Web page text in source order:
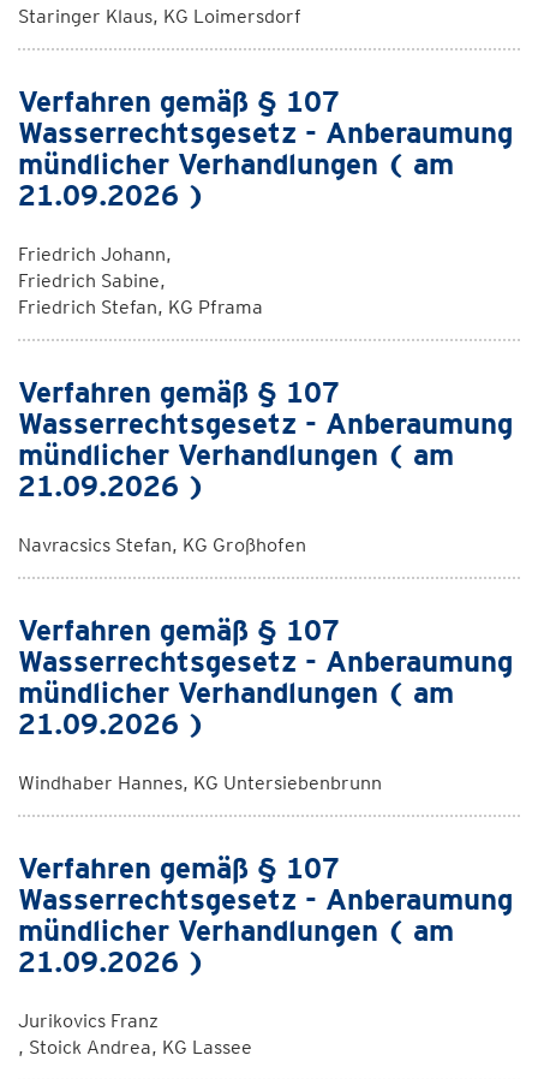
Staringer Klaus, KG Loimersdorf
Verfahren gemäß § 107
Wasserrechtsgesetz - Anberaumung
mündlicher Verhandlungen ( am
21.09.2026 )
Friedrich Johann,
Friedrich Sabine,
Friedrich Stefan, KG Pframa
Verfahren gemäß § 107
Wasserrechtsgesetz - Anberaumung
mündlicher Verhandlungen ( am
21.09.2026 )
Navracsics Stefan, KG Großhofen
Verfahren gemäß § 107
Wasserrechtsgesetz - Anberaumung
mündlicher Verhandlungen ( am
21.09.2026 )
Windhaber Hannes, KG Untersiebenbrunn
Verfahren gemäß § 107
Wasserrechtsgesetz - Anberaumung
mündlicher Verhandlungen ( am
21.09.2026 )
Jurikovics Franz
, Stoick Andrea, KG Lassee